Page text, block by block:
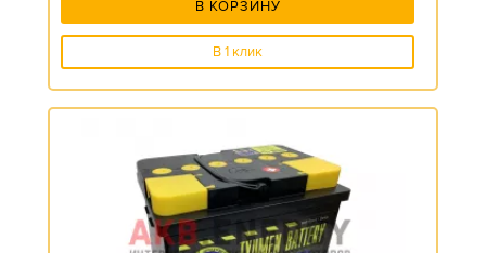
В КОРЗИНУ
В 1 клик